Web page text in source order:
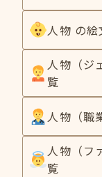
人物 の
人物（ジ
覧
人物（職
人物（フ
覧